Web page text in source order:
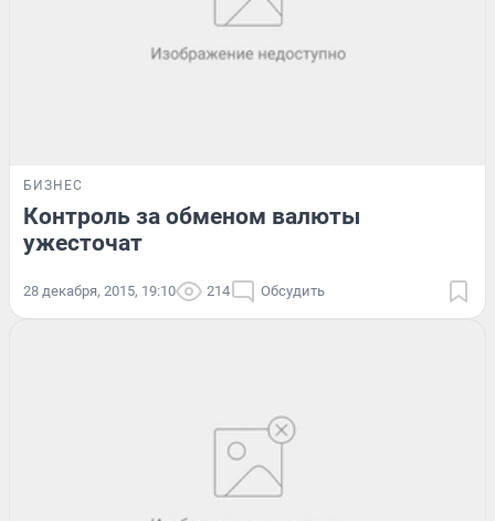
БИЗНЕС
Контроль за обменом валюты
ужесточат
28 декабря, 2015, 19:10 214 Обсудить